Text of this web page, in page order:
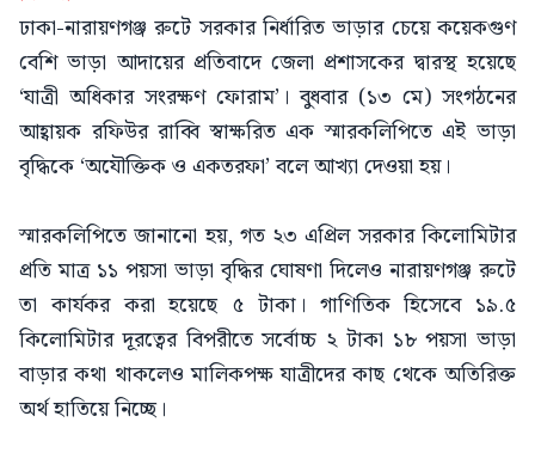
ঢাকা-নারায়ণগঞ্জ রুটে সরকার নির্ধারিত ভাড়ার চেয়ে কয়েকগুণ
বেশি ভাড়া আদায়ের প্রতিবাদে জেলা প্রশাসকের দ্বারস্থ হয়েছে
‘যাত্রী অধিকার সংরক্ষণ ফোরাম’। বুধবার (১৩ মে) সংগঠনের
আহ্বায়ক রফিউর রাব্বি স্বাক্ষরিত এক স্মারকলিপিতে এই ভাড়া
বৃদ্ধিকে ‘অযৌক্তিক ও একতরফা’ বলে আখ্যা দেওয়া হয়।
স্মারকলিপিতে জানানো হয়, গত ২৩ এপ্রিল সরকার কিলোমিটার
প্রতি মাত্র ১১ পয়সা ভাড়া বৃদ্ধির ঘোষণা দিলেও নারায়ণগঞ্জ রুটে
তা কার্যকর করা হয়েছে ৫ টাকা। গাণিতিক হিসেবে ১৯.৫
কিলোমিটার দূরত্বের বিপরীতে সর্বোচ্চ ২ টাকা ১৮ পয়সা ভাড়া
বাড়ার কথা থাকলেও মালিকপক্ষ যাত্রীদের কাছ থেকে অতিরিক্ত
অর্থ হাতিয়ে নিচ্ছে।